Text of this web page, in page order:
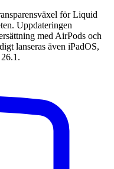
för Liquid
Uppdateringen
med AirPods och
lanseras även iPadOS,